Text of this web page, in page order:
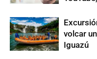
volcar
Iguazú